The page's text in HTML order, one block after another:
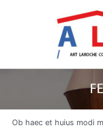
Ob haec et huius modi